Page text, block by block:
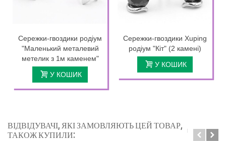
Сережки-гвоздики родіум
"Маленький металевий
метелик з 1м каменем"
У КОШИК
Сережки-гвоздики Xuping
родіум "Кіт" (2 камені)
У КОШИК
ВІДВІДУВАЧІ, ЯКІ ЗАМОВЛЯЮТЬ ЦЕЙ ТОВАР,
ТАКОЖ КУПИЛИ: